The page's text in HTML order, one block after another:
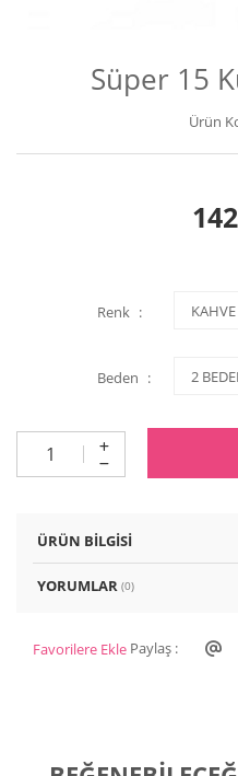
Süper 15
Ürün
Renk
Beden
ÜRÜN BILGISI
YORUMLAR (0)
Favorilere Ekle Paylaş :